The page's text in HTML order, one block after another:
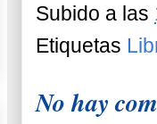
Subido a las
Etiquetas
No hay